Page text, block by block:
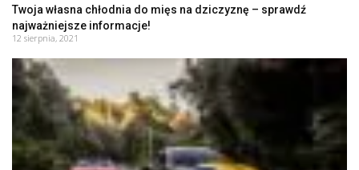
Twoja własna chłodnia do mięs na dziczyznę – sprawdź
najważniejsze informacje!
12 sierpnia, 2021